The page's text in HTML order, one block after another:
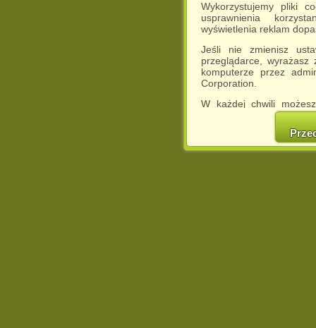
Wykorzystujemy pliki
usprawnienia
wyświetlenia reklam
Jeśli nie zmienisz
przeglądarce,
komputerze przez
Corporation.
W każdej chwili
cookies w swojej
w naszej
http://chomikuj.pl/